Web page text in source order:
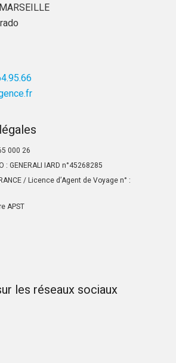
000 26
: GENERALI IARD n°45268285
/ Licence d’Agent de Voyage n° :
APST
les réseaux sociaux